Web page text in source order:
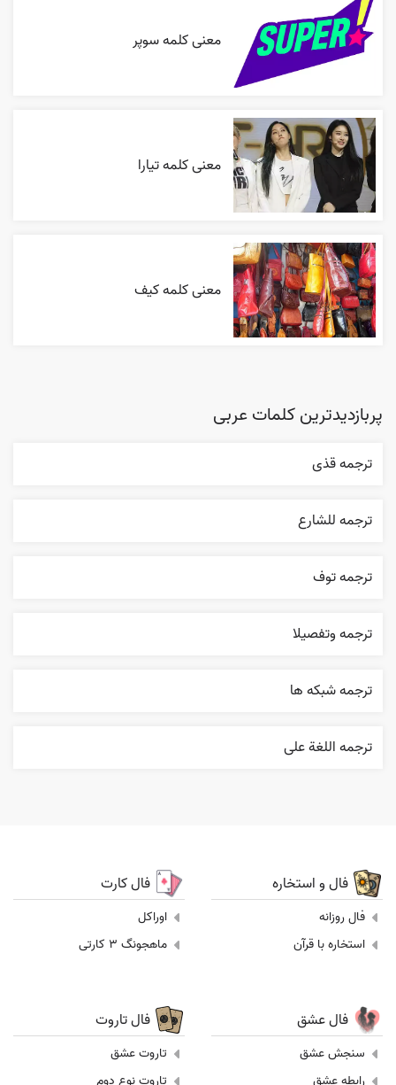
معنی کلمه سوپر
معنی کلمه تیارا
معنی کلمه کیف
پربازدیدترین کلمات عربی
ترجمه قذی
ترجمه للشارع
ترجمه توف
ترجمه وتفصيلا
ترجمه شبکه ها
ترجمه اللغة علی
فال و استخاره
فال روزانه
استخاره با قرآن
فال کارت
اوراکل
ماهجونگ 3 کارتی
فال عشق
سنجش عشق
فال تاروت
تاروت عشق